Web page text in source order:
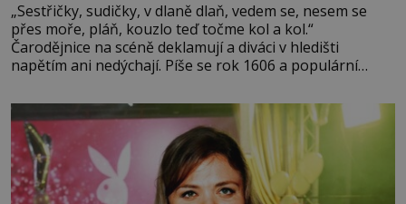
„Sestřičky, sudičky, v dlaně dlaň, vedem se, nesem se
přes moře, pláň, kouzlo teď točme kol a kol.“
Čarodějnice na scéně deklamují a diváci v hledišti
napětím ani nedýchají. Píše se rok 1606 a populární
Tragédii o Macbethovi. Napsal ji pro krále Jakuba I., jenž
v roce 1603 vystřídal